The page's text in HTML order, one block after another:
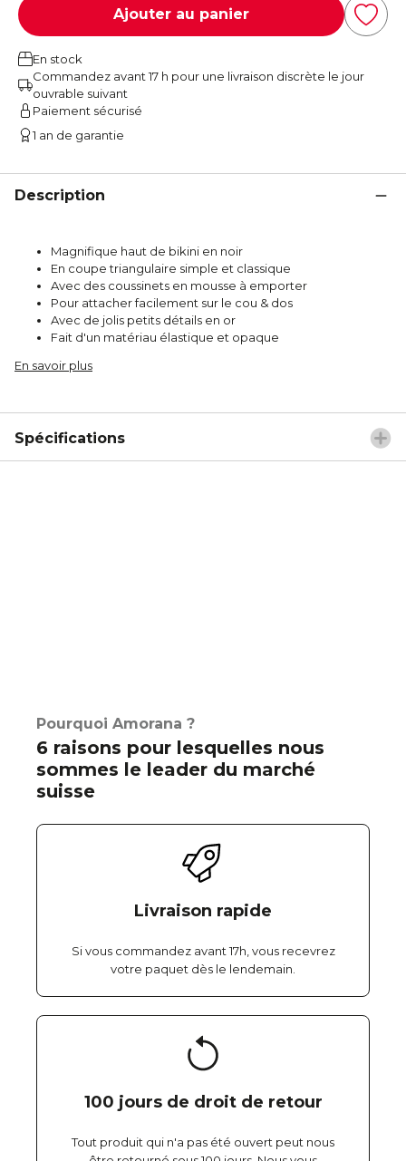
Ajouter au panier
En stock
Commandez avant 17 h pour une livraison discrète le jour
ouvrable suivant
Paiement sécurisé
1 an de garantie
Description
Magnifique haut de bikini en noir
En coupe triangulaire simple et classique
Avec des coussinets en mousse à emporter
Pour attacher facilement sur le cou & dos
Avec de jolis petits détails en or
Fait d'un matériau élastique et opaque
En savoir plus
Spécifications
Pourquoi Amorana ?
6 raisons pour lesquelles nous
sommes le leader du marché
suisse
Livraison rapide
Si vous commandez avant 17h, vous recevrez
votre paquet dès le lendemain.
100 jours de droit de retour
Tout produit qui n'a pas été ouvert peut nous